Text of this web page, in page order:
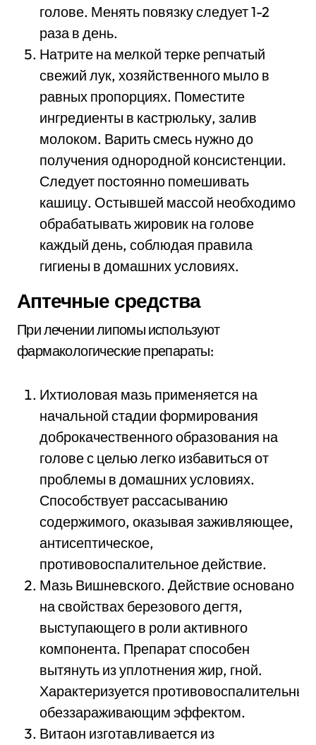
голове. Менять повязку следует 1-2
раза в день.
Натрите на мелкой терке репчатый
свежий лук, хозяйственного мыло в
равных пропорциях. Поместите
ингредиенты в кастрюльку, залив
молоком. Варить смесь нужно до
получения однородной консистенции.
Следует постоянно помешивать
кашицу. Остывшей массой необходимо
обрабатывать жировик на голове
каждый день, соблюдая правила
гигиены в домашних условиях.
Аптечные средства
При лечении липомы используют
фармакологические препараты:
Ихтиоловая мазь применяется на
начальной стадии формирования
доброкачественного образования на
голове с целью легко избавиться от
проблемы в домашних условиях.
Способствует рассасыванию
содержимого, оказывая заживляющее,
антисептическое,
противовоспалительное действие.
Мазь Вишневского. Действие основано
на свойствах березового дегтя,
выступающего в роли активного
компонента. Препарат способен
вытянуть из уплотнения жир, гной.
Характеризуется
обеззараживающим эффектом.
Витаон изготавливается из